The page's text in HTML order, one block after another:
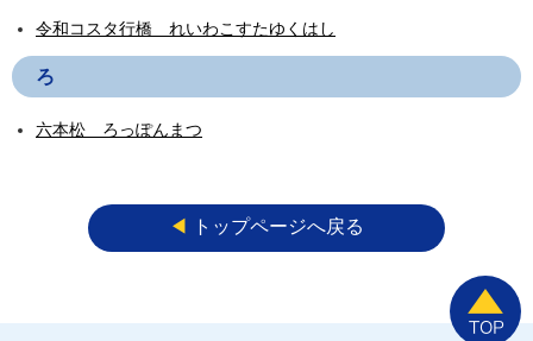
令和コスタ行橋 れいわこすたゆくはし
ろ
六本松 ろっぽんまつ
◀︎ トップページへ戻る